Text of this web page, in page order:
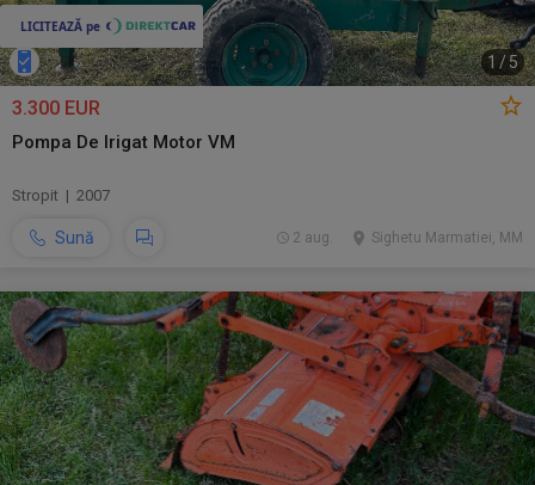
1 /5
3.300 EUR
Pompa De Irigat Motor VM
Stropit | 2007
Sună Sighetu Marmatiei, MM
2 aug.